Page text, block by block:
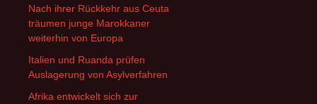
Nach ihrer Rückkehr aus Ceuta
träumen junge Marokkaner
weiterhin von Europa
Italien und Ruanda prüfen
Auslagerung von Asylverfahren
Afrika entwickelt sich zur